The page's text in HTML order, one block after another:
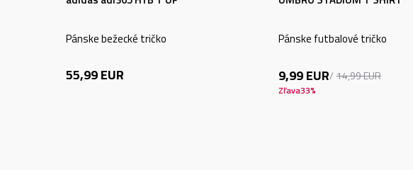
Pánske bežecké tričko
55,99EUR
Pánske futbalové tričko
9,99EUR 14,99EUR
Zľava33%